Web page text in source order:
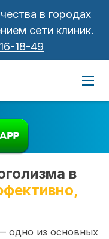
в городах
сети клиник.
18-49
в
одно из основных